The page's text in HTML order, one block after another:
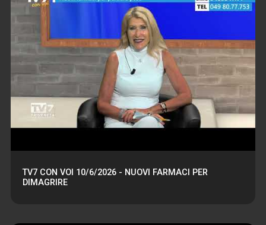
TV7 CON VOI 10/6/2026 - NUOVI FARMACI PER
DIMAGRIRE